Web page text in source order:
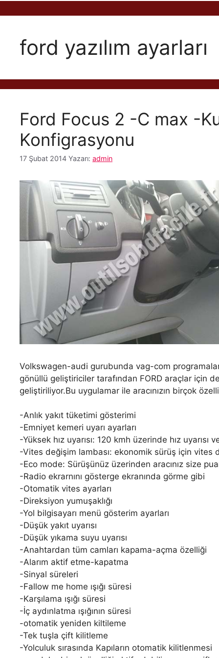
ford yazılım ayarları
Ford Focus 2 -C max -
Konfigrasyonu
17 Şubat 2014 Yazarı: admin
Volkswagen-audi gurubunda vag-com
gönüllü geliştiriciler tarafından FORD araçlar için
geliştiriliyor.Bu uygulamar ile aracınızın birçok
-Anlık yakıt tüketimi gösterimi
-Emniyet kemeri uyarı ayarları
-Yüksek hız uyarısı: 120 kmh üzerinde hız uyarısı
-Vites değişim lambası: ekonomik sürüş için vites
-Eco mode: Sürüşünüz üzerinden aracınız size
-Radio ekrarnını gösterge ekranında görme gibi
-Otomatik vites ayarları
-Direksiyon yumuşaklığı
-Yol bilgisayarı menü gösterim ayarları
-Düşük yakıt uyarısı
-Düşük yıkama suyu uyarısı
-Anahtardan tüm camları kapama-açma özelliği
-Alarım aktif etme-kapatma
-Sinyal süreleri
-Fallow me home ışığı süresi
-Karşılama ışığı süresi
-İç aydınlatma ışığının süresi
-otomatik yeniden kiltileme
-Tek tuşla çift kilitleme
-Yolculuk sırasında Kapıların otomatik kilitlenmesi